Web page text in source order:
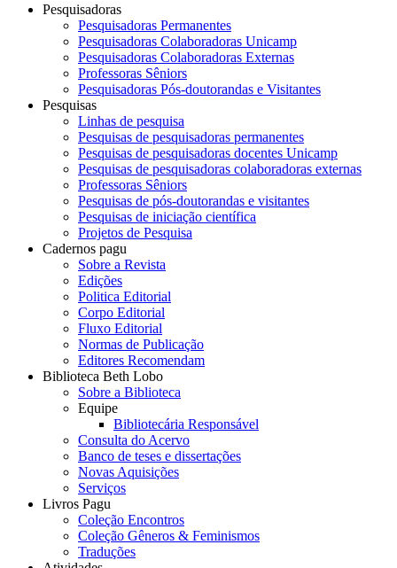
Pesquisadoras
Pesquisadoras Permanentes
Pesquisadoras Colaboradoras Unicamp
Pesquisadoras Colaboradoras Externas
Professoras Sêniors
Pesquisadoras Pós-doutorandas e Visitantes
Pesquisas
Linhas de pesquisa
Pesquisas de pesquisadoras permanentes
Pesquisas de pesquisadoras docentes Unicamp
Pesquisas de pesquisadoras colaboradoras externas
Professoras Sêniors
Pesquisas de pós-doutorandas e visitantes
Pesquisas de iniciação científica
Projetos de Pesquisa
Cadernos pagu
Sobre a Revista
Edições
Politica Editorial
Corpo Editorial
Fluxo Editorial
Normas de Publicação
Editores Recomendam
Biblioteca Beth Lobo
Sobre a Biblioteca
Equipe
Bibliotecária Responsável
Consulta do Acervo
Banco de teses e dissertações
Novas Aquisições
Serviços
Livros Pagu
Coleção Encontros
Coleção Gêneros & Feminismos
Traduções